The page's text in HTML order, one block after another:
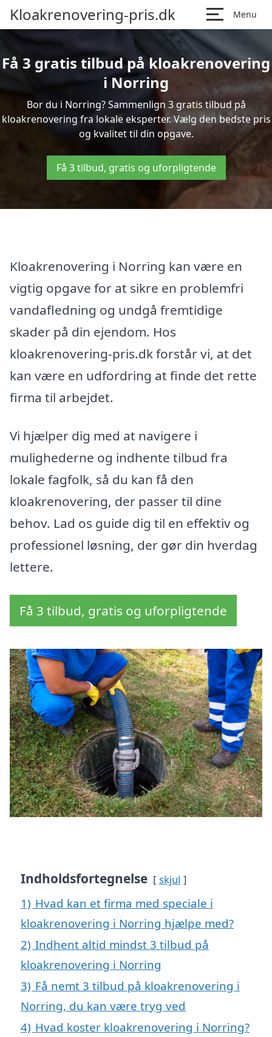
Kloakrenovering-pris.dk Menu
Få 3 gratis tilbud på kloakrenovering
i Norring
Bor du i Norring? Sammenlign 3 gratis tilbud på
kloakrenovering fra lokale eksperter. Vælg den bedste pris
og kvalitet til din opgave.
Få 3 tilbud, gratis og uforpligtende
Kloakrenovering i Norring kan være en
vigtig opgave for at sikre en problemfri
vandafledning og undgå fremtidige
skader på din ejendom. Hos
kloakrenovering-pris.dk forstår vi, at det
kan være en udfordring at finde det rette
firma til arbejdet.
Vi hjælper dig med at navigere i
mulighederne og indhente tilbud fra
lokale fagfolk, så du kan få den
kloakrenovering, der passer til dine
behov. Lad os guide dig til en effektiv og
professionel løsning, der gør din hverdag
lettere.
Få 3 tilbud, gratis og uforpligtende
Indholdsfortegnelse skjul
1) Hvad kan et firma med speciale i
kloakrenovering i Norring hjælpe med?
2) Indhent altid mindst 3 tilbud på
kloakrenovering i Norring
3) Få nemt 3 tilbud på kloakrenovering i
Norring, du kan være tryg ved
4) Hvad koster kloakrenovering i Norring?